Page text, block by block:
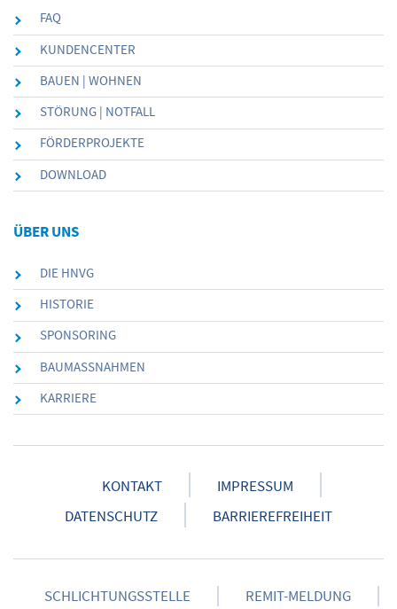
FAQ
KUNDENCENTER
BAUEN | WOHNEN
STÖRUNG | NOTFALL
FÖRDERPROJEKTE
DOWNLOAD
ÜBER UNS
DIE HNVG
HISTORIE
SPONSORING
BAUMASSNAHMEN
KARRIERE
KONTAKT
IMPRESSUM
DATENSCHUTZ
BARRIEREFREIHEIT
SCHLICHTUNGSSTELLE REMIT-MELDUNG